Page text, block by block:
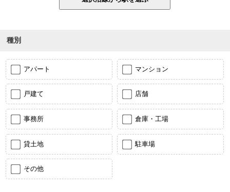
種別
アパート マンション
戸建て 店舗
事務所 倉庫・工場
貸土地 駐車場
その他